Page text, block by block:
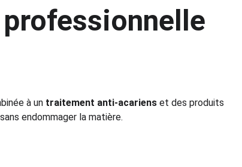
à un traitement anti-acariens et des produits
endommager la matière.